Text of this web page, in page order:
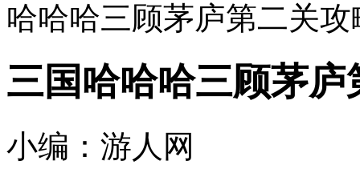
哈哈哈三顾茅庐第二关攻
三国哈哈哈三顾茅
小编：游人网